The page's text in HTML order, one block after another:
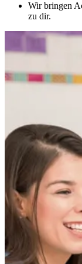
Wir bringen
zu dir.